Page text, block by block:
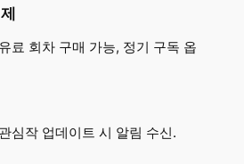
료 회차 구매 가능, 정기 구독 옵
심작 업데이트 시 알림 수신.